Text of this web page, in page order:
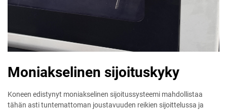
Moniakselinen sijoituskyky
Koneen edistynyt moniakselinen sijoitussysteemi mahdollistaa
tähän asti tuntemattoman joustavuuden reikien sijoittelussa ja